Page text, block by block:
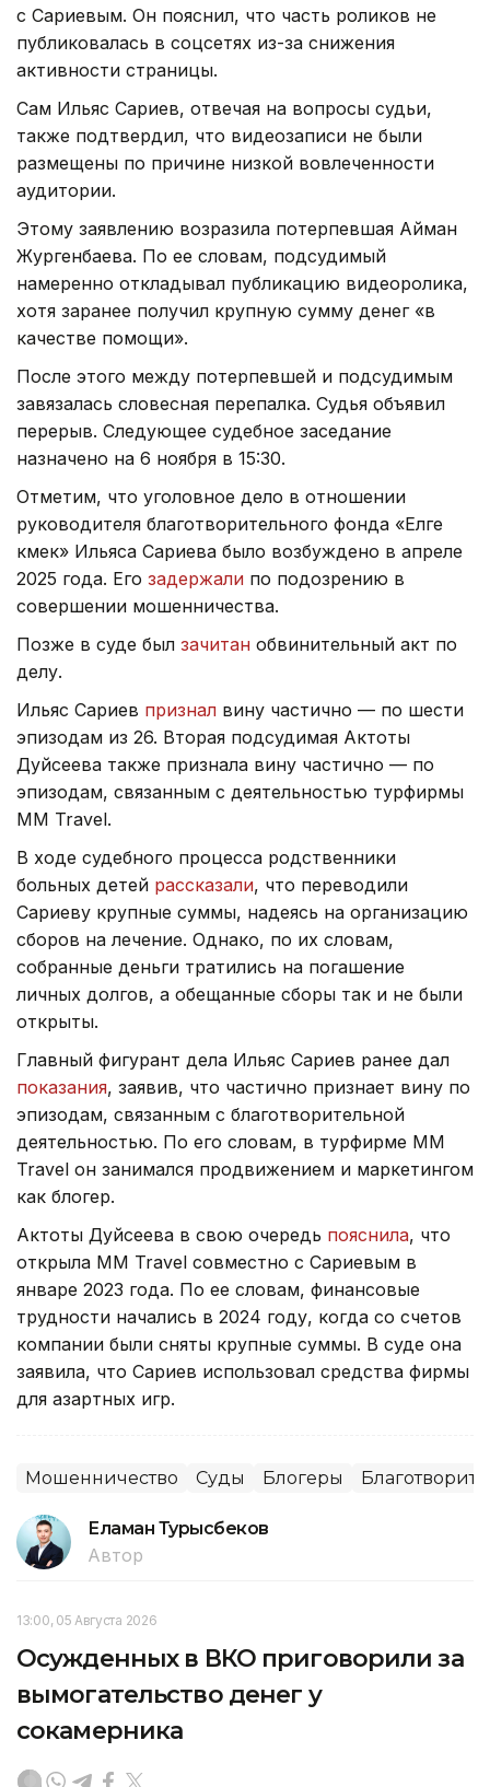
с Сариевым. Он пояснил, что часть роликов не
публиковалась в соцсетях из-за снижения
активности страницы.
Сам Ильяс Сариев, отвечая на вопросы судьи,
также подтвердил, что видеозаписи не были
размещены по причине низкой вовлеченности
аудитории.
Этому заявлению возразила потерпевшая Айман
Жургенбаева. По ее словам, подсудимый
намеренно откладывал публикацию видеоролика,
хотя заранее получил крупную сумму денег «в
качестве помощи».
После этого между потерпевшей и подсудимым
завязалась словесная перепалка. Судья объявил
перерыв. Следующее судебное заседание
назначено на 6 ноября в 15:30.
Отметим, что уголовное дело в отношении
руководителя благотворительного фонда «Елге
көмек» Ильяса Сариева было возбуждено в апреле
2025 года. Его задержали по подозрению в
совершении мошенничества.
Позже в суде был зачитан обвинительный акт по
делу.
Ильяс Сариев признал вину частично — по шести
эпизодам из 26. Вторая подсудимая Актоты
Дуйсеева также признала вину частично — по
эпизодам, связанным с деятельностью турфирмы
MM Travel.
В ходе судебного процесса родственники
больных детей рассказали, что переводили
Сариеву крупные суммы, надеясь на организацию
сборов на лечение. Однако, по их словам,
собранные деньги тратились на погашение
личных долгов, а обещанные сборы так и не были
открыты.
Главный фигурант дела Ильяс Сариев ранее дал
показания, заявив, что частично признает вину по
эпизодам, связанным с благотворительной
деятельностью. По его словам, в турфирме MM
Travel он занимался продвижением и маркетингом
как блогер.
Актоты Дуйсеева в свою очередь пояснила, что
открыла MM Travel совместно с Сариевым в
январе 2023 года. По ее словам, финансовые
трудности начались в 2024 году, когда со счетов
компании были сняты крупные суммы. В суде она
заявила, что Сариев использовал средства фирмы
для азартных игр.
Мошенничество Суды Блогеры
Еламан Турысбеков
Автор
13:00, 05 Августа 2026
Осужденных в ВКО приговорили за
вымогательство денег у
сокамерника